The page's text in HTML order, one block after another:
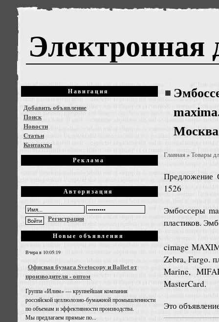
Электронная
Навигация
Добавить объявление
Поиск
Новости
Статьи
Контакты
Реклама
Авторизация
Регистрация
Новые объявления
Вчера в 10:05:19
Офисная бумага Svetocopy и Ballet от
производителя - оптом
Группа «Илим» — крупнейшая компания
российской целлюлозно-бумажной промышленности
по объемам и эффективности производства.
Мы предлагаем прямые по...
Москва
Главная»Товары
Предложение
1526
Эмбоссеры
пластиков.
cimage
Zebra, Fargo.
Marine,
MasterCard.
Это